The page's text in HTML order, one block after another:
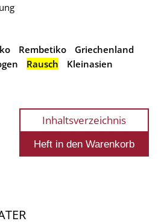
Rembetiko
Griechenland
Rausch
Kleinasien
Inhaltsverzeichnis